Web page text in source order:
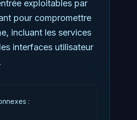
exploitables par
pour compromettre
incluant les services
interfaces utilisateur
: